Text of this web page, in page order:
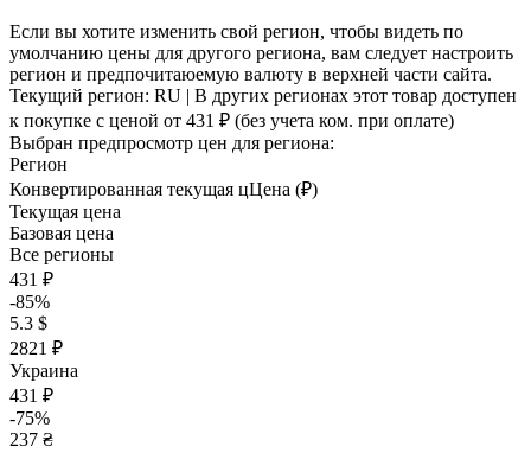
Если вы хотите изменить свой регион, чтобы видеть по
умолчанию цены для другого региона, вам следует настроить
регион и предпочитаюемую валюту в верхней части сайта.
Текущий регион: RU | В других регионах этот товар доступен
к покупке с ценой от 431 ₽ (без учета ком. при оплате)
Выбран предпросмотр цен для региона:
Регион
Конвертированная текущая цЦена (₽)
Текущая цена
Базовая цена
Все регионы
431 ₽
-85%
5.3 $
2821 ₽
Украина
431 ₽
-75%
237 ₴